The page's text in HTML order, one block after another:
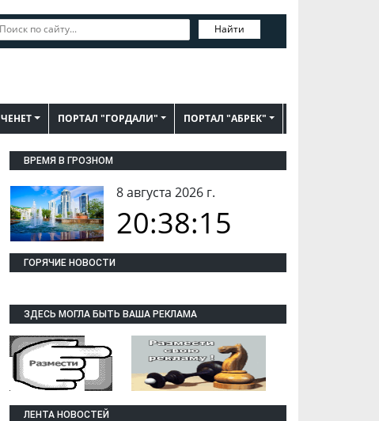
Найти
ЧЕНЕТ ПОРТАЛ "ГОРДАЛИ" ПОРТАЛ "АБРЕК"
ВРЕМЯ В ГРОЗНОМ
8 августа 2026 г.
20:38:16
ГОРЯЧИЕ НОВОСТИ
ЗДЕСЬ МОГЛА БЫТЬ ВАША РЕКЛАМА
ЛЕНТА НОВОСТЕЙ